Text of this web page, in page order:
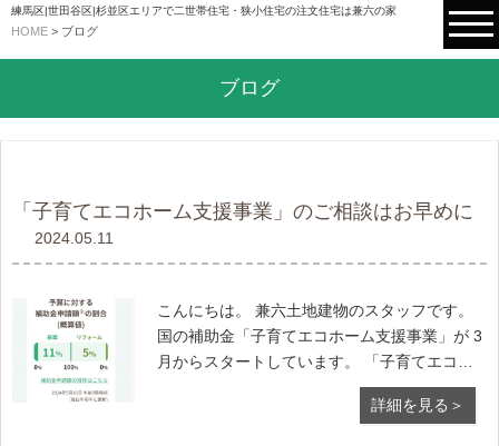
練馬区|世田谷区|杉並区エリアで二世帯住宅・狭小住宅の注文住宅は兼六の家
HOME > ブログ
ブログ
「子育てエコホーム支援事業」のご相談はお早めに
2024.05.11
こんにちは。 兼六土地建物のスタッフです。
国の補助金「子育てエコホーム支援事業」が 3
月からスタートしています。 「子育てエコホ
ーム支援事業」とは、 物価高騰の影響を受け
やすい子育て世帯や 若者夫婦世帯を対象とし
詳細を見る＞